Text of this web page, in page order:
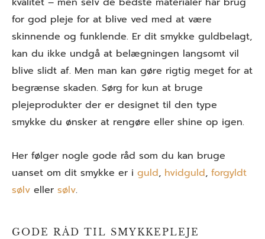
for god pleje for at blive ved med at være
skinnende og funklende. Er dit smykke guldbelagt,
kan du ikke undgå at belægningen langsomt vil
blive slidt af. Men man kan gøre rigtig meget for at
begrænse skaden. Sørg for kun at bruge
plejeprodukter der er designet til den type
smykke du ønsker at rengøre eller shine op igen.
Her følger nogle gode råd som du kan bruge
uanset om dit smykke er i guld, hvidguld, forgyldt
sølv eller sølv.
GODE RÅD TIL SMYKKEPLEJE